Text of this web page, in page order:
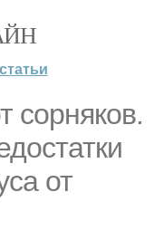
статьи
сорняков.
от